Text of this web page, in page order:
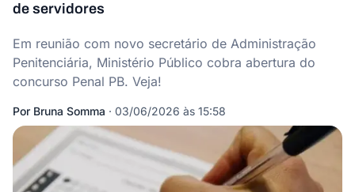
de servidores
Em reunião com novo secretário de Administração
Penitenciária, Ministério Público cobra abertura do
concurso Penal PB. Veja!
Por Bruna Somma · 03/06/2026 às 15:58